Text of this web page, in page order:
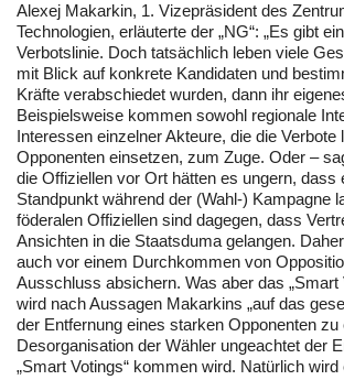
Alexej Makarkin, 1. Vizepräsident des
Technologien, erläuterte der „NG“: „Es gibt
Verbotslinie. Doch tatsächlich leben viele
mit Blick auf konkrete Kandidaten und
Kräfte verabschiedet wurden, dann ihr
Beispielsweise kommen sowohl regionale
Interessen einzelner Akteure, die die Verbote
Opponenten einsetzen, zum Zuge. Oder –
die Offiziellen vor Ort hätten es ungern, dass
Standpunkt während der (Wahl-) Kampagne
föderalen Offiziellen sind dagegen, dass
Ansichten in die Staatsduma gelangen.
auch vor einem Durchkommen von
Ausschluss absichern. Was aber das „Smart
wird nach Aussagen Makarkins „auf das
der Entfernung eines starken Opponenten zu
Desorganisation der Wähler ungeachtet der
„Smart Votings“ kommen wird. Natürlich wird